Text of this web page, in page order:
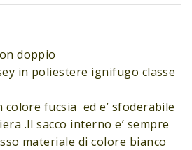
doppio
in poliestere ignifugo classe
fucsia ed e’ sfoderabile
.Il sacco interno e’ sempre
materiale di colore bianco